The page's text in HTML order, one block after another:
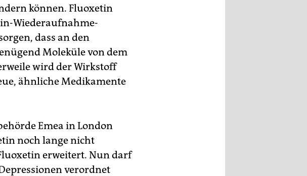
können. Fluoxetin
Wiederaufnahme-
dass an den
Moleküle von dem
wird der Wirkstoff
ähnliche Medikamente
Emea in London
noch lange nicht
erweitert. Nun darf
verordnet